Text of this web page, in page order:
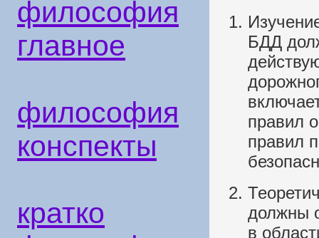
философия
главное
философия
конспекты
кратко
БДД
правил
правил
должны
в